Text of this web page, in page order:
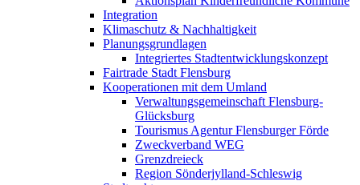
Integration
Klimaschutz & Nachhaltigkeit
Planungsgrundlagen
Integriertes Stadtentwicklungskonzept
Fairtrade Stadt Flensburg
Kooperationen mit dem Umland
Verwaltungsgemeinschaft Flensburg-
Glücksburg
Tourismus Agentur Flensburger Förde
Zweckverband WEG
Grenzdreieck
Region Sönderjylland-Schleswig